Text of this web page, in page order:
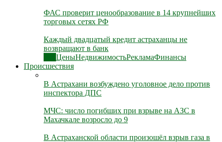
ФАС проверит ценообразование в 14 крупнейших
торговых сетях РФ
Каждый двадцатый кредит астраханцы не
возвращают в банк
ЦеныНедвижимостьРекламаФинансы
Происшествия
В Астрахани возбуждено уголовное дело против
инспектора ДПС
МЧС: число погибших при взрыве на АЗС в
Махачкале возросло до 9
В Астраханской области произошёл взрыв газа в